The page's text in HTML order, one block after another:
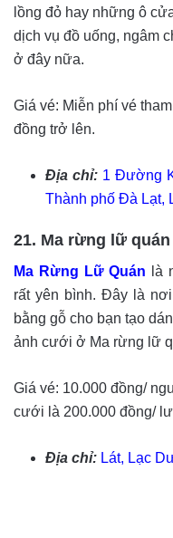
lồng đỏ hay những ô
dịch vụ đồ uống, ngâm
ở đây nữa.
Giá vé: Miễn phí vé
đồng trở lên.
Địa chỉ: 1 Đường
Thành phố Đà Lạt,
21. Ma rừng lữ quán
Ma Rừng Lữ Quán là
rất yên bình. Đây là
bằng gỗ cho bạn tạo
ảnh cưới ở Ma rừng lữ
Giá vé: 10.000 đồng/
cưới là 200.000 đồng/
Địa chỉ: Lát, Lạc